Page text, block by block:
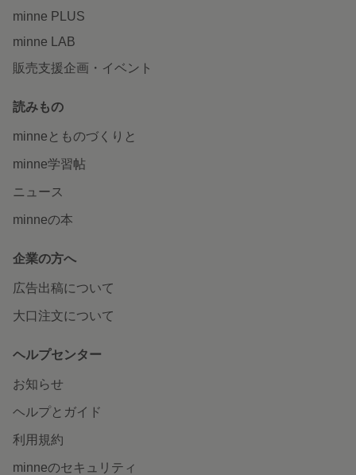
minne PLUS
minne LAB
販売支援企画・イベント
読みもの
minneとものづくりと
minne学習帖
ニュース
minneの本
企業の方へ
広告出稿について
大口注文について
ヘルプセンター
お知らせ
ヘルプとガイド
利用規約
minneのセキュリティ